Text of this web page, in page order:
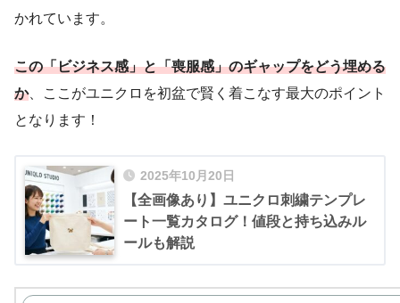
かれています。
この「ビジネス感」と「喪服感」のギャップをどう埋める
か、ここがユニクロを初盆で賢く着こなす最大のポイント
となります！
2025年10月20日
【全画像あり】ユニクロ刺繍テンプレ
ート一覧カタログ！値段と持ち込みル
ールも解説